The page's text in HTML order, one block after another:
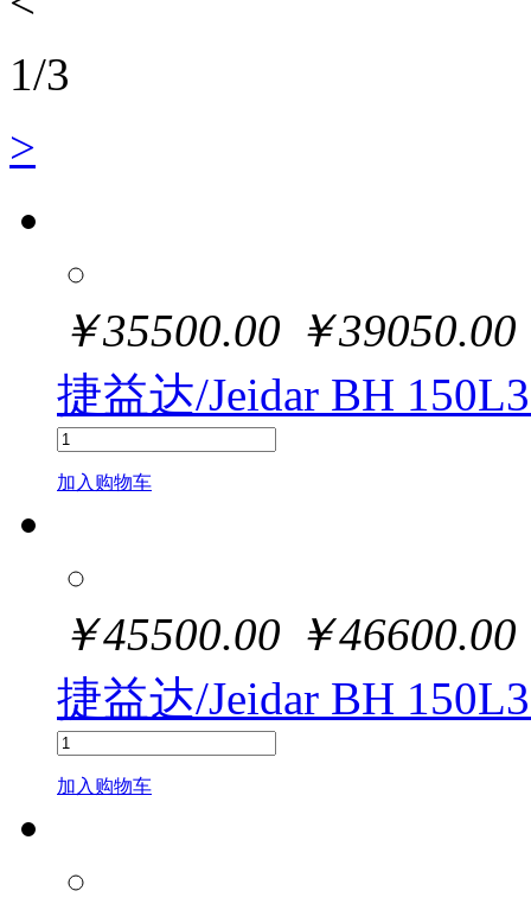
1/3
>
￥35500.00 ￥39050.00
捷益达/Jeidar BH
加入购物车
￥45500.00 ￥46600.00
捷益达/Jeidar BH
加入购物车